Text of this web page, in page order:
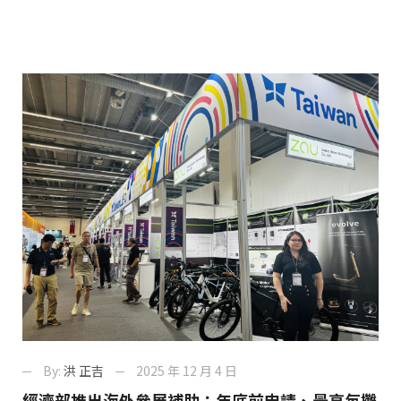
By: 洪 正吉 2025 年 12 月 4 日